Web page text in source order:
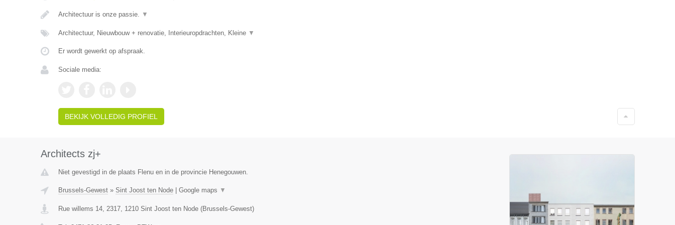
Architectuur is onze passie. ▼
Architectuur, Nieuwbouw + renovatie, Interieuropdrachten, Kleine ▼
Er wordt gewerkt op afspraak.
Sociale media:
BEKIJK VOLLEDIG PROFIEL
Architects zj+
Niet gevestigd in de plaats Flenu en in de provincie Henegouwen.
Brussels-Gewest» Sint Joost ten Node| Google maps ▼
Rue willems 14, 2317, 1210 Sint Joost ten Node(Brussels-Gewest)